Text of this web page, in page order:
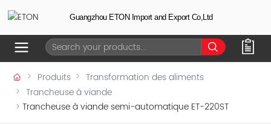
Guangzhou ETON Import and Export Co,Ltd
Produits
Transformation des aliments
Trancheuse à viande
Trancheuse à viande semi-automatique ET-220ST